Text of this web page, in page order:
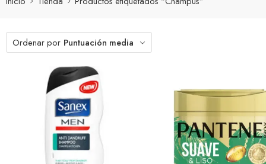
Ordenar por Puntuación media